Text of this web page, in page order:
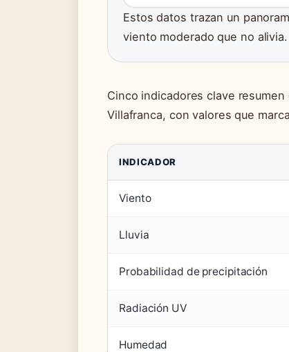
Estos datos trazan un
viento moderado que no alivia.
Cinco indicadores clave
Villafranca, con valores que
INDICADOR
Viento
Lluvia
Probabilidad de precipitación
Radiación UV
Humedad